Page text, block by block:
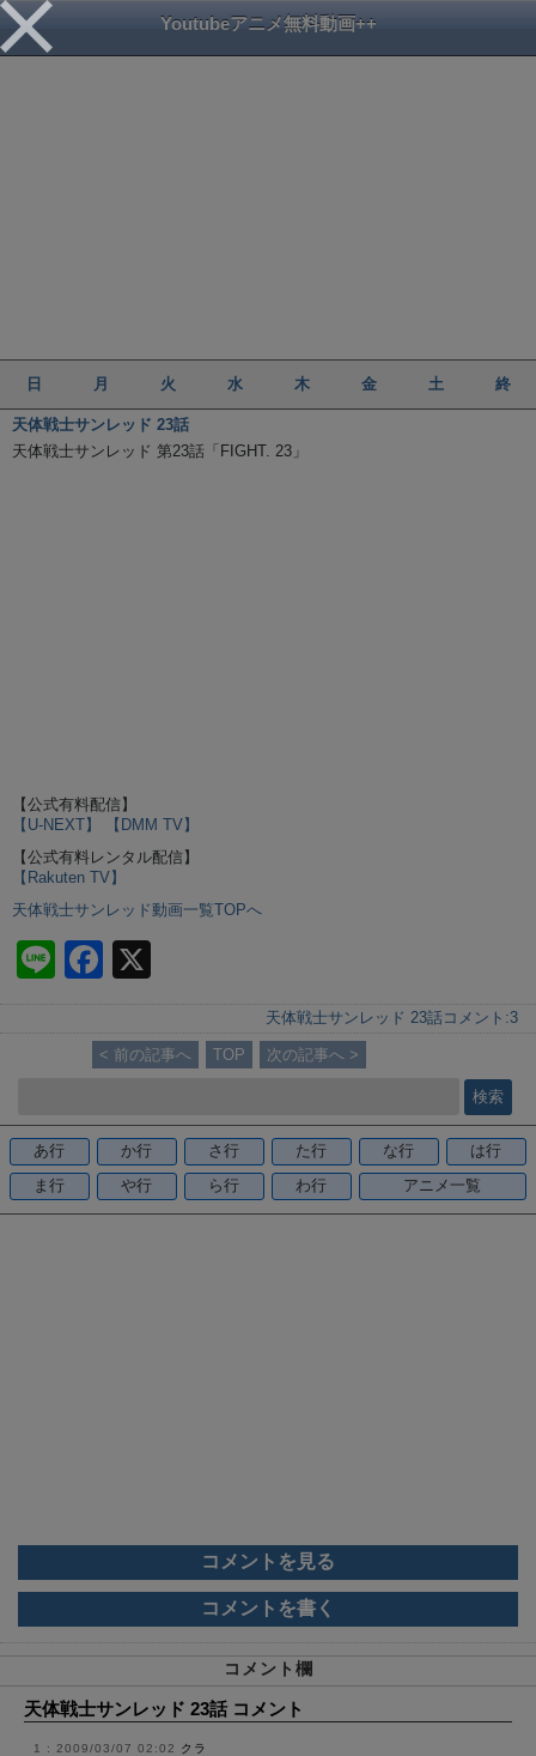
Youtubeアニメ無料動画++
日 月 火 水 木 金 土 終
天体戦士サンレッド 23話
天体戦士サンレッド 第23話「FIGHT. 23」
【公式有料配信】
【U-NEXT】
【DMM TV】
【公式有料レンタル配信】
【Rakuten TV】
天体戦士サンレッド動画一覧TOPへ
Li
n
e
F
a
c
e
o
o
k
天体戦士サンレッド 23話 コメント:3
< 前の記事へ TOP 次の記事へ >
あ行 か行 さ行 た行 な行
は行
ま行
や行 ら行 わ行 アニメ一覧
コメントを見る
コメントを書く
コメント欄
天体戦士サンレッド 23話 コメント
2009/03/07 02:02 クラ